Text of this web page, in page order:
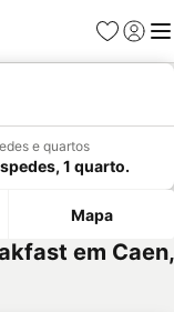
Favoritos
Iniciar
e quartos
1 quarto.
Mapa
em Caen,